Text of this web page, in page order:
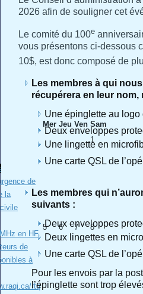
Mer Jeu Ven Sam
1
de
la
en HF
de
à
rtq
5 6 7 8
2026 afin de souligner cet
Le comité du 100e
vous présentons ci-dessous
10$, est donc composé de
Les membres à qui
récupérera en leur
Une épinglette au logo
Deux enveloppes
Une lingette en
Une carte QSL de
Les membres qui
suivants :
Deux enveloppes
Deux lingettes en
Une carte QSL de
Pour les envois par la
l’épinglette sont trop